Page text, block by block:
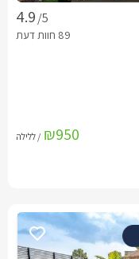
/5
₪950 / ללילה